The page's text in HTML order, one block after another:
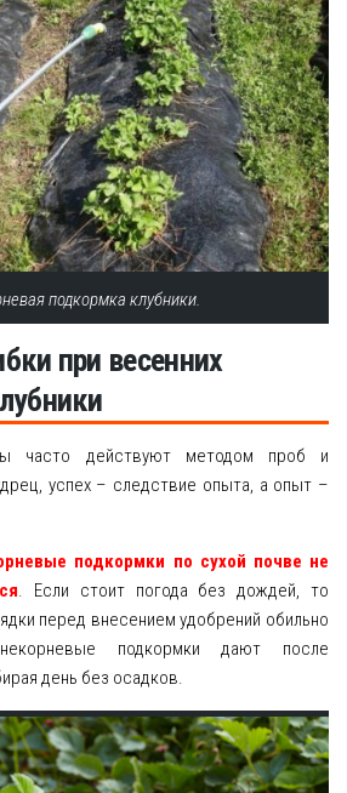
подкормка клубники.
при весенних
часто действуют методом проб и
успех – следствие опыта, а опыт –
подкормки по сухой почве не
. Если стоит погода без дождей, то
перед внесением удобрений обильно
подкормки дают после
день без осадков.